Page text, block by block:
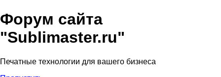
Форум сайта
"Sublimaster.ru"
Печатные технологии для вашего бизнеса